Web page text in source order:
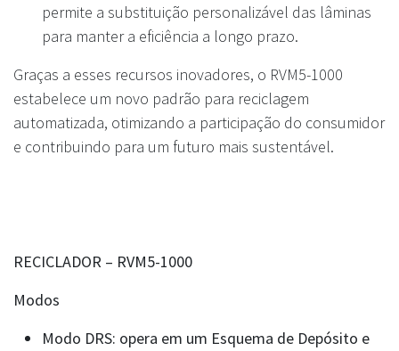
permite a substituição personalizável das lâminas
para manter a eficiência a longo prazo.
Graças a esses recursos inovadores, o RVM5-1000
estabelece um novo padrão para reciclagem
automatizada, otimizando a participação do consumidor
e contribuindo para um futuro mais sustentável.
RECICLADOR – RVM5-1000
Modos
Modo DRS: opera em um Esquema de Depósito e